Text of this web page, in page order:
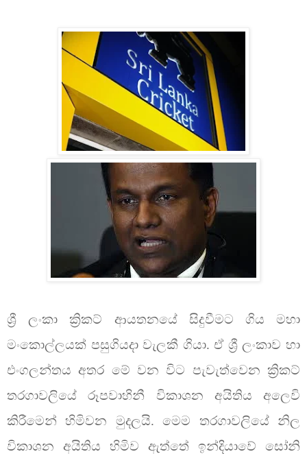
ශ්‍රී ලංකා ක්‍රිකට් ආයතනයේ සිදුවීමට ගිය මහා
මංකොල්ලයක් පසුගියදා වැලකී ගියා. ඒ ශ්‍රී ලංකාව හා
එංගලන්තය අතර මේ වන විට පැවැත්වෙන ක්‍රිකට්
තරගාවලියේ රූපවාහිනී විකාශන අයිතිය අලෙවි
කිරීමෙන් හිමිවන මුදලයි. මෙම තරගාවලියේ නිල
විකාශන අයිතිය හිමිව ඇත්තේ ඉන්දියාවේ සෝනි